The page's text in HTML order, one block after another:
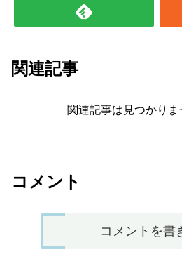
関連記事
関連記事は見つかりま
コメント
コメントを書